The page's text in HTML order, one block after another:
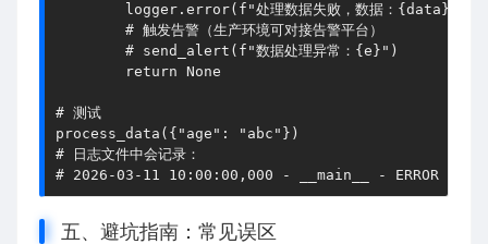
logger.error(f"处理数据失败，数据：{data}，
        # 触发告警（生产环境可对接告警平台）
        # send_alert(f"数据处理异常：{e}")
        return None
# 测试
process_data({"age": "abc"})
# 日志文件中会记录：
五、避坑指南：常见误区